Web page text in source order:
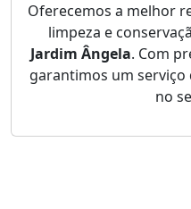
Oferecemos a melhor
limpeza e
Jardim Ângela. Com
garantimos um serviço
no